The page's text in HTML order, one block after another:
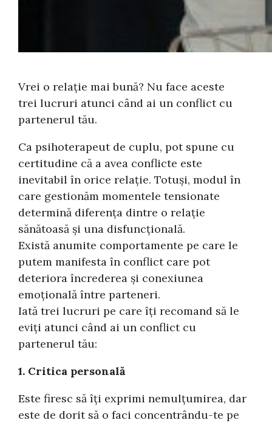
Vrei o relație mai bună? Nu face aceste
trei lucruri atunci când ai un conflict cu
partenerul tău.
Ca psihoterapeut de cuplu, pot spune cu
certitudine că a avea conflicte este
inevitabil în orice relație. Totuși, modul în
care gestionăm momentele tensionate
determină diferența dintre o relație
sănătoasă și una disfuncțională.
Există anumite comportamente pe care le
putem manifesta în conflict care pot
deteriora încrederea și conexiunea
emoțională între parteneri.
Iată trei lucruri pe care îți recomand să le
eviți atunci când ai un conflict cu
partenerul tău:
1. Critica personală
Este firesc să îți exprimi nemulțumirea, dar
este de dorit să o faci concentrându-te pe